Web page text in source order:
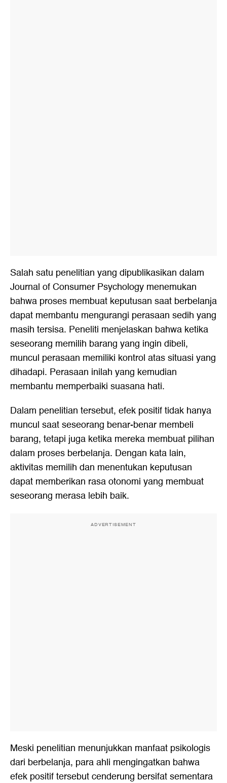
Salah satu penelitian yang dipublikasikan dalam
Journal of Consumer Psychology menemukan
bahwa proses membuat keputusan saat berbelanja
dapat membantu mengurangi perasaan sedih yang
masih tersisa. Peneliti menjelaskan bahwa ketika
seseorang memilih barang yang ingin dibeli,
muncul perasaan memiliki kontrol atas situasi yang
dihadapi. Perasaan inilah yang kemudian
membantu memperbaiki suasana hati.
Dalam penelitian tersebut, efek positif tidak hanya
muncul saat seseorang benar-benar membeli
barang, tetapi juga ketika mereka membuat pilihan
dalam proses berbelanja. Dengan kata lain,
aktivitas memilih dan menentukan keputusan
dapat memberikan rasa otonomi yang membuat
seseorang merasa lebih baik.
ADVERTISEMENT
Meski penelitian menunjukkan manfaat psikologis
dari berbelanja, para ahli mengingatkan bahwa
efek positif tersebut cenderung bersifat sementara